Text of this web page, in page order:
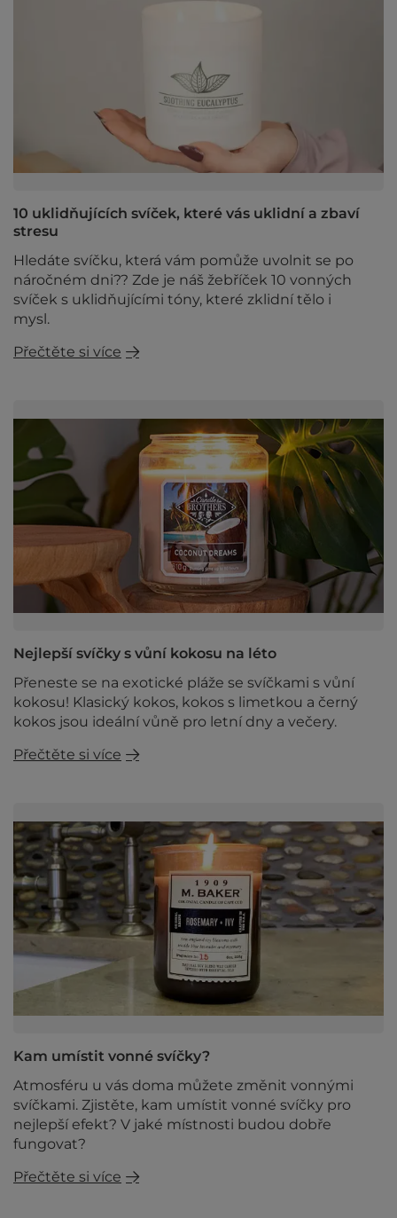
10 uklidňujících svíček, které vás uklidní a zbaví
stresu
Hledáte svíčku, která vám pomůže uvolnit se po
náročném dni?? Zde je náš žebříček 10 vonných
svíček s uklidňujícími tóny, které zklidní tělo i
mysl.
Přečtěte si více
Nejlepší svíčky s vůní kokosu na léto
Přeneste se na exotické pláže se svíčkami s vůní
kokosu! Klasický kokos, kokos s limetkou a černý
kokos jsou ideální vůně pro letní dny a večery.
Přečtěte si více
Kam umístit vonné svíčky?
Atmosféru u vás doma můžete změnit vonnými
svíčkami. Zjistěte, kam umístit vonné svíčky pro
nejlepší efekt? V jaké místnosti budou dobře
fungovat?
Přečtěte si více